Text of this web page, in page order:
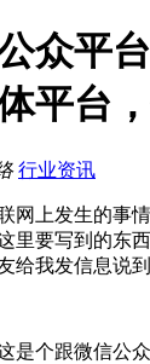
众平
平台
行业资讯
网上发生的事
里要写到的东
给我发信息说
是个跟微信公